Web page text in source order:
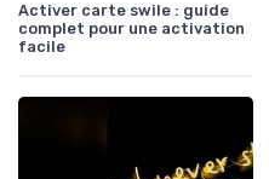
Activer carte swile : guide
complet pour une activation
facile